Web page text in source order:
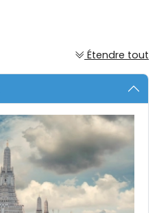
Étendre tout